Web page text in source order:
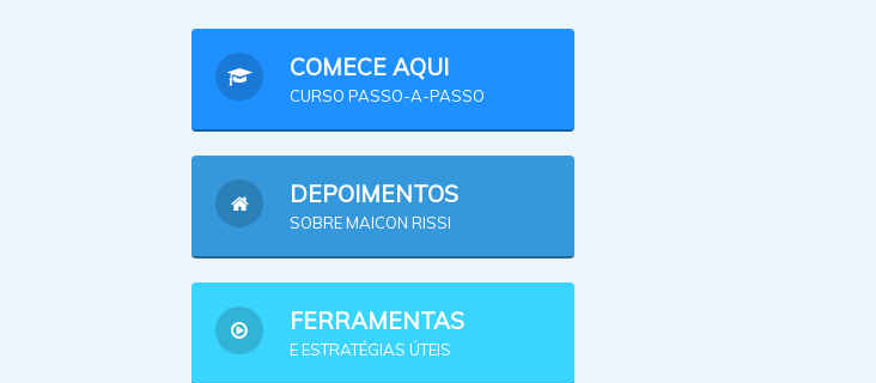
COMECE AQUI
CURSO PASSO-A-PASSO
DEPOIMENTOS
SOBRE MAICON RISSI
FERRAMENTAS
E ESTRATÉGIAS ÚTEIS